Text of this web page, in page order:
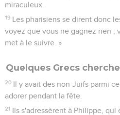
miraculeux.
19 Les pharisiens se dirent donc
voyez que vous ne gagnez rien ;
met à le suivre. »
Quelques Grecs
20 Il y avait des non-Juifs parmi
adorer pendant la fête.
21 Ils s'adressèrent à Philippe, qui